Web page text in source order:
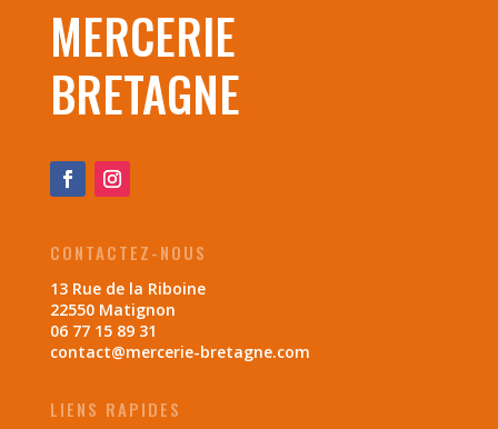
MERCERIE
BRETAGNE
CONTACTEZ-NOUS
13 Rue de la Riboine
22550 Matignon
06 77 15 89 31
contact@mercerie-bretagne.com
LIENS RAPIDES